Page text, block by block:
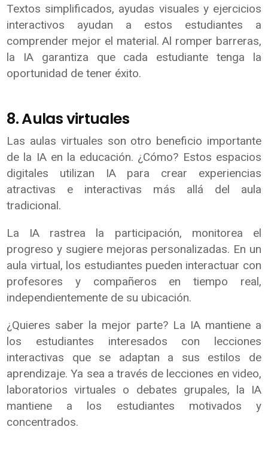
Textos simplificados, ayudas visuales y ejercicios
interactivos ayudan a estos estudiantes a
comprender mejor el material. Al romper barreras,
la IA garantiza que cada estudiante tenga la
oportunidad de tener éxito.
8. Aulas virtuales
Las aulas virtuales son otro beneficio importante
de la IA en la educación. ¿Cómo? Estos espacios
digitales utilizan IA para crear experiencias
atractivas e interactivas más allá del aula
tradicional.
La IA rastrea la participación, monitorea el
progreso y sugiere mejoras personalizadas. En un
aula virtual, los estudiantes pueden interactuar con
profesores y compañeros en tiempo real,
independientemente de su ubicación.
¿Quieres saber la mejor parte? La IA mantiene a
los estudiantes interesados con lecciones
interactivas que se adaptan a sus estilos de
aprendizaje. Ya sea a través de lecciones en video,
laboratorios virtuales o debates grupales, la IA
mantiene a los estudiantes motivados y
concentrados.